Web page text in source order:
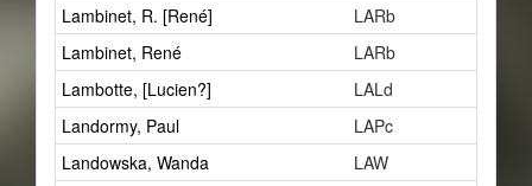
Lambinet, R. [René]
LARb
Lambinet, René
LARb
Lambotte, [Lucien?]
LALd
Landormy, Paul
LAPc
Landowska, Wanda
LAW